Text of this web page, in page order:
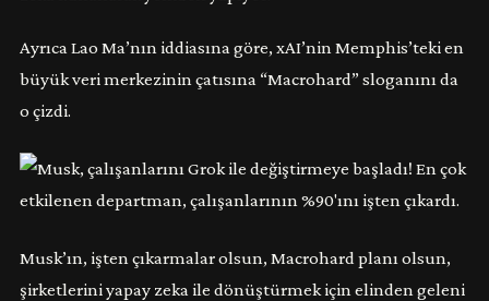
Ayrıca Lao Ma’nın iddiasına göre, xAI’nin Memphis’teki en
büyük veri merkezinin çatısına “Macrohard” sloganını da
o çizdi.
Musk’ın, işten çıkarmalar olsun, Macrohard planı olsun,
şirketlerini yapay zeka ile dönüştürmek için elinden geleni